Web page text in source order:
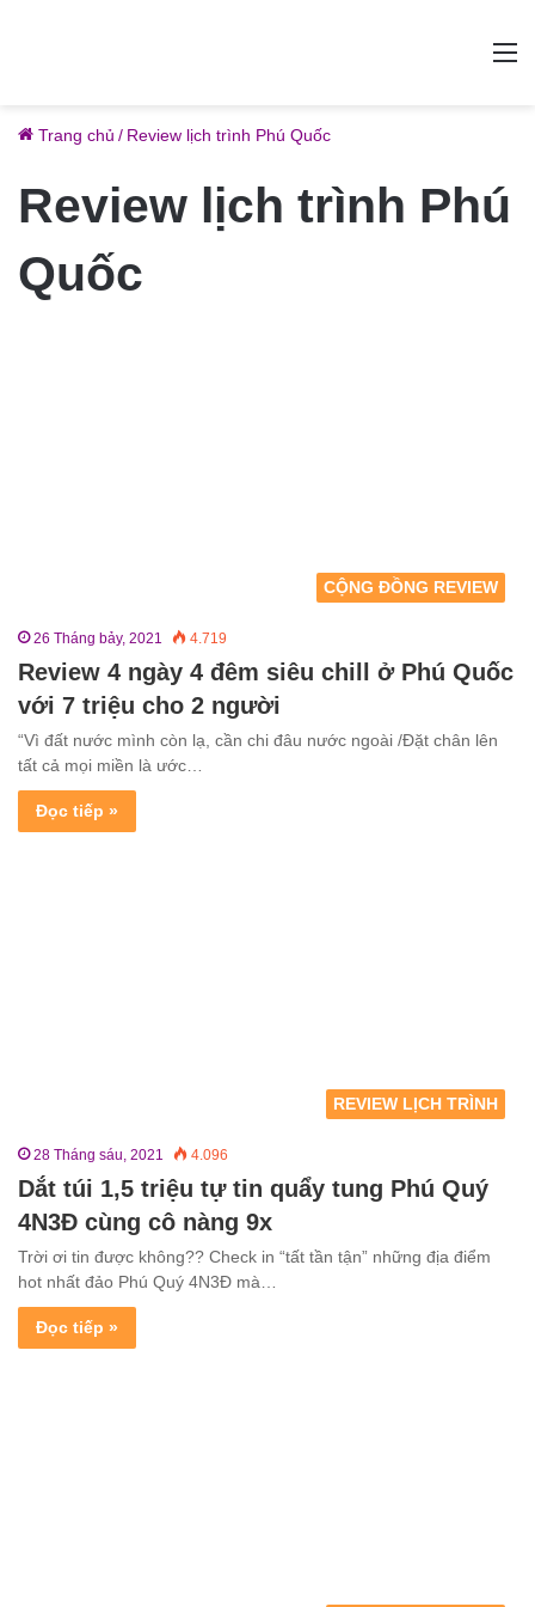
Trang chủ / Review lịch trình Phú Quốc
Review lịch trình Phú
Quốc
CỘNG ĐỒNG REVIEW
26 Tháng bảy, 2021 4.719
Review 4 ngày 4 đêm siêu chill ở Phú Quốc
với 7 triệu cho 2 người
“Vì đất nước mình còn lạ, cần chi đâu nước ngoài /Đặt chân lên
tất cả mọi miền là ước…
Đọc tiếp »
REVIEW LỊCH TRÌNH
28 Tháng sáu, 2021 4.096
Dắt túi 1,5 triệu tự tin quẩy tung Phú Quý
4N3Đ cùng cô nàng 9x
Trời ơi tin được không?? Check in “tất tần tận” những địa điểm
hot nhất đảo Phú Quý 4N3Đ mà…
Đọc tiếp »